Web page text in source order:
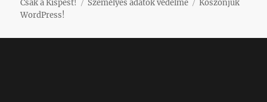
Csak a Kispest! Személyes adatok védelme
Köszönjük
WordPress!